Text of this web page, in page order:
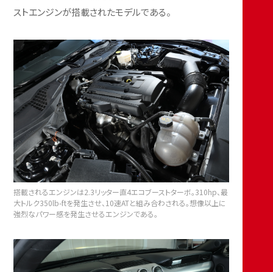
ストエンジンが搭載されたモデルである。
搭載されるエンジンは2.3リッター直4エコブーストターボ。310hp、最
大トルク350lb-ftを発生させ、10速ATと組み合わされる。想像以上に
強烈なパワー感を発生させるエンジンである。